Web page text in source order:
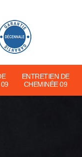
ENTRETIEN DE
CHEMINÉE 09